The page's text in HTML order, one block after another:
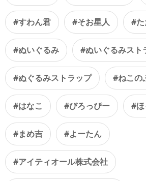
#すわん君 #そお星人 #
#ぬいぐるみ #ぬいぐるみスト
#ぬぐるみストラップ #ねこの
#はなこ #びろっぴー #
#まめ吉 #よーたん
#アイティオール株式会社